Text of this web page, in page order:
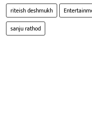
riteish deshmukh
sanju rathod